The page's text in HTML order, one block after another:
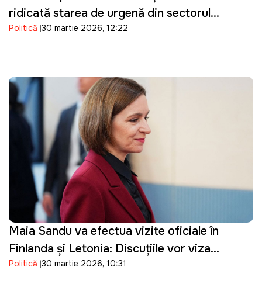
ridicată starea de urgență din sectorul
energetic
Politică 30 martie 2026, 12:22
Maia Sandu va efectua vizite oficiale în
Finlanda și Letonia: Discuțiile vor viza
parcursul european al Republicii Moldova
Politică 30 martie 2026, 10:31